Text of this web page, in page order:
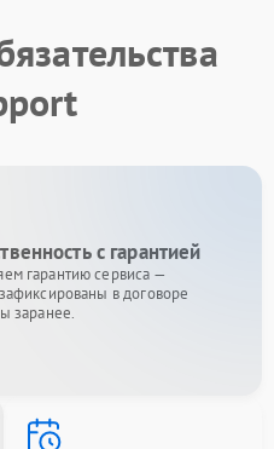
с гарантией
гарантию сервиса —
в договоре
заранее.